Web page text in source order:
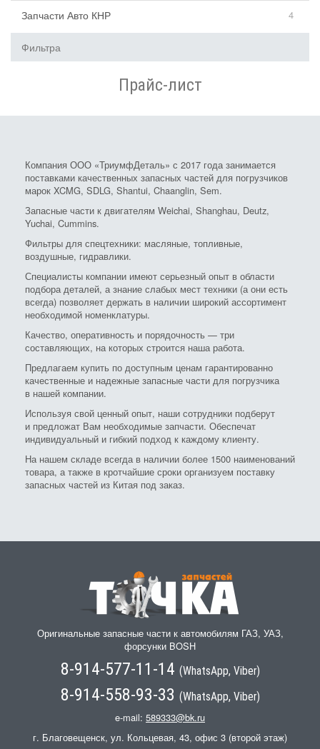
Запчасти Авто КНР 4
Фильтра
Прайс-лист
Компания ООО «ТриумфДеталь» с 2017 года занимается
поставками качественных запасных частей для погрузчиков
марок XCMG, SDLG, Shantui, Chaanglin, Sem.
Запасные части к двигателям Weichai, Shanghau, Deutz,
Yuchai, Cummins.
Фильтры для спецтехники: масляные, топливные,
воздушные, гидравлики.
Специалисты компании имеют серьезный опыт в области
подбора деталей, а знание слабых мест техники (а они есть
всегда) позволяет держать в наличии широкий ассортимент
необходимой номенклатуры.
Качество, оперативность и порядочность — три
составляющих, на которых строится наша работа.
Предлагаем купить по доступным ценам гарантированно
качественные и надежные запасные части для погрузчика
в нашей компании.
Используя свой ценный опыт, наши сотрудники подберут
и предложат Вам необходимые запчасти. Обеспечат
индивидуальный и гибкий подход к каждому клиенту.
На нашем складе всегда в наличии более 1500 наименований
товара, а также в кротчайшие сроки организуем поставку
запасных частей из Китая под заказ.
Оригинальные запасные части к автомобилям ГАЗ, УАЗ,
форсунки BOSH
8-914-577-11-14 (WhatsApp, Viber)
8-914-558-93-33 (WhatsApp, Viber)
e-mail: 589333@bk.ru
г. Благовещенск, ул. Кольцевая, 43, офис 3 (второй этаж)